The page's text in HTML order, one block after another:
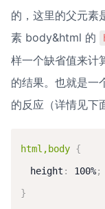
的，这里的父元
素 body&html 的
样一个缺省值来计
的结果。也就是一
的反应（详情见下
html,body {
height : 100%;
}